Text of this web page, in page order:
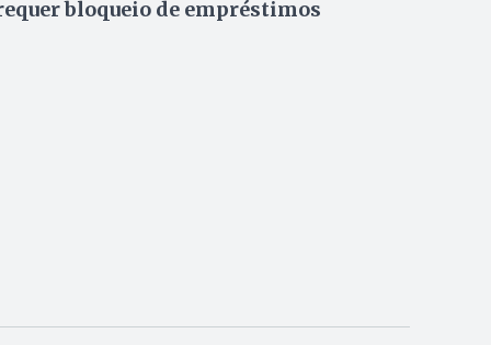
bloqueio de empréstimos